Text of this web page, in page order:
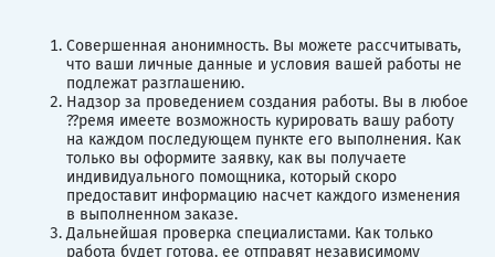
Совершенная анонимность. Вы можете рассчитывать,
что ваши личные данные и условия вашей работы не
подлежат разглашению.
Надзор за проведением создания работы. Вы в любое
??ремя имеете возможность курировать вашу работу
на каждом последующем пункте его выполнения. Как
только вы оформите заявку, как вы получаете
индивидуального помощника, который скоро
предоставит информацию насчет каждого изменения
в выполненном заказе.
Дальнейшая проверка специалистами. Как только
работа будет готова, ее отправят независимому